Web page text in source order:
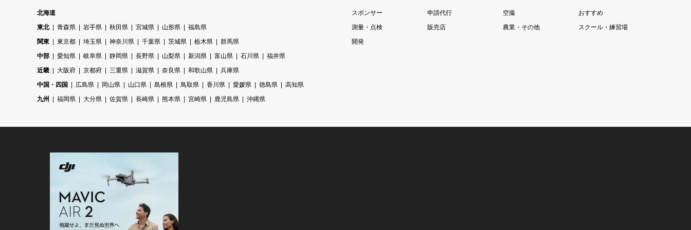
北海道
東北
青森県 岩手県 秋田県 宮城県 山形県
福島県
関東
東京都 埼玉県 神奈川県 千葉県 茨城県 栃木県
群馬県
中部
愛知県 岐阜県 静岡県 長野県 山梨県 新潟県 富山県 石川県
福井県
近畿
大阪府 京都府 三重県 滋賀県 奈良県 和歌山県
兵庫県
中国・四国
広島県 岡山県 山口県 島根県 鳥取県 香川県 愛媛県 徳島県
高知県
九州
福岡県 大分県 佐賀県 長崎県 熊本県 宮崎県 鹿児島県 沖縄県
スポンサー 申請代行 空撮
おすすめ
測量・点検
販売店 農業・その他
スクール・練習場
開発